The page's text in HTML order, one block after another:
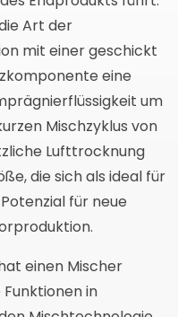
Art der
mit einer geschickt
eine
um
Mischzyklus von
Lufttrocknung
die sich als ideal für
für neue
einen Mischer
in